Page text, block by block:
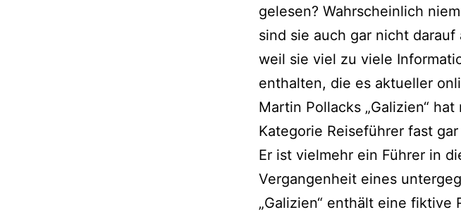
gelesen? Wahrscheinlich
sind sie auch gar nicht darauf
weil sie viel zu viele
enthalten, die es aktueller
Martin Pollacks „Galizien“
Kategorie Reiseführer fast
Er ist vielmehr ein Führer in
Vergangenheit eines
„Galizien“ enthält eine fiktive